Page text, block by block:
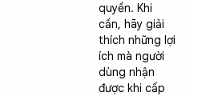
quyền. Khi
cần, hãy giải
thích những lợi
ích mà người
dùng nhận
được khi cấp